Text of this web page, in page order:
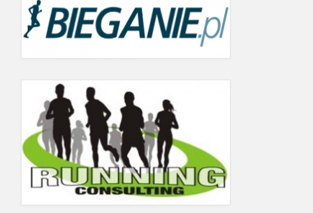
20.06.2020
8.05.2019
5.06.2019
Wyniki Warsaw Track Cup 2018
Wyniki Warsaw Track Cup 2017
Wyniki Warsaw Track Cup 2016